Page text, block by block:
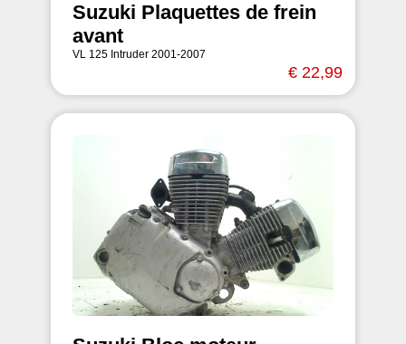
Suzuki Plaquettes de frein
avant
VL 125 Intruder 2001-2007
€ 22,99